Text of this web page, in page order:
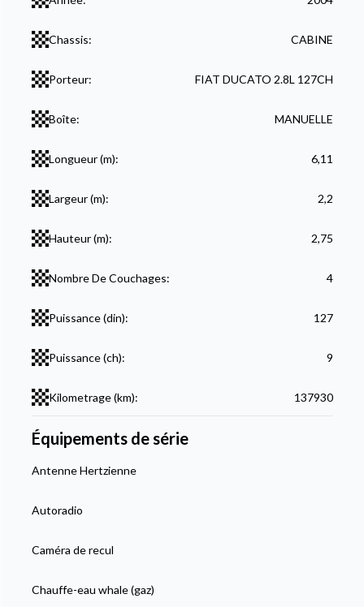
Chassis: CABINE
Porteur: FIAT DUCATO 2.8L 127CH
Boîte: MANUELLE
Longueur (m): 6,11
Largeur (m): 2,2
Hauteur (m): 2,75
Nombre De Couchages: 4
Puissance (din): 127
Puissance (ch): 9
Kilometrage (km): 137930
Équipements de série
Antenne Hertzienne
Autoradio
Caméra de recul
Chauffe-eau whale (gaz)